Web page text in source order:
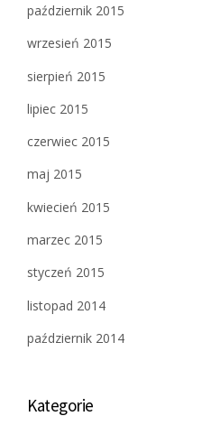
październik 2015
wrzesień 2015
sierpień 2015
lipiec 2015
czerwiec 2015
maj 2015
kwiecień 2015
marzec 2015
styczeń 2015
listopad 2014
październik 2014
Kategorie